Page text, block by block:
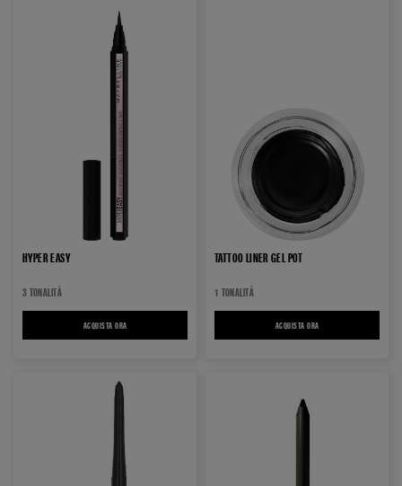
HYPER EASY​
3 TONALITÀ
ACQUISTA ORA
TATTOO LINER GEL POT
1 TONALITÀ
ACQUISTA ORA